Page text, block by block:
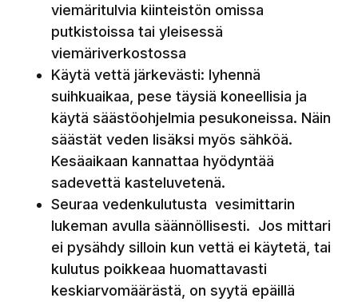
viemäritulvia kiinteistön omissa
putkistoissa tai yleisessä
viemäriverkostossa
Käytä vettä järkevästi: lyhennä
suihkuaikaa, pese täysiä koneellisia ja
käytä säästöohjelmia pesukoneissa. Näin
säästät veden lisäksi myös sähköä.
Kesäaikaan kannattaa hyödyntää
sadevettä kasteluvetenä.
Seuraa vedenkulutusta vesimittarin
lukeman avulla säännöllisesti. Jos mittari
ei pysähdy silloin kun vettä ei käytetä, tai
kulutus poikkeaa huomattavasti
keskiarvomäärästä, on syytä epäillä